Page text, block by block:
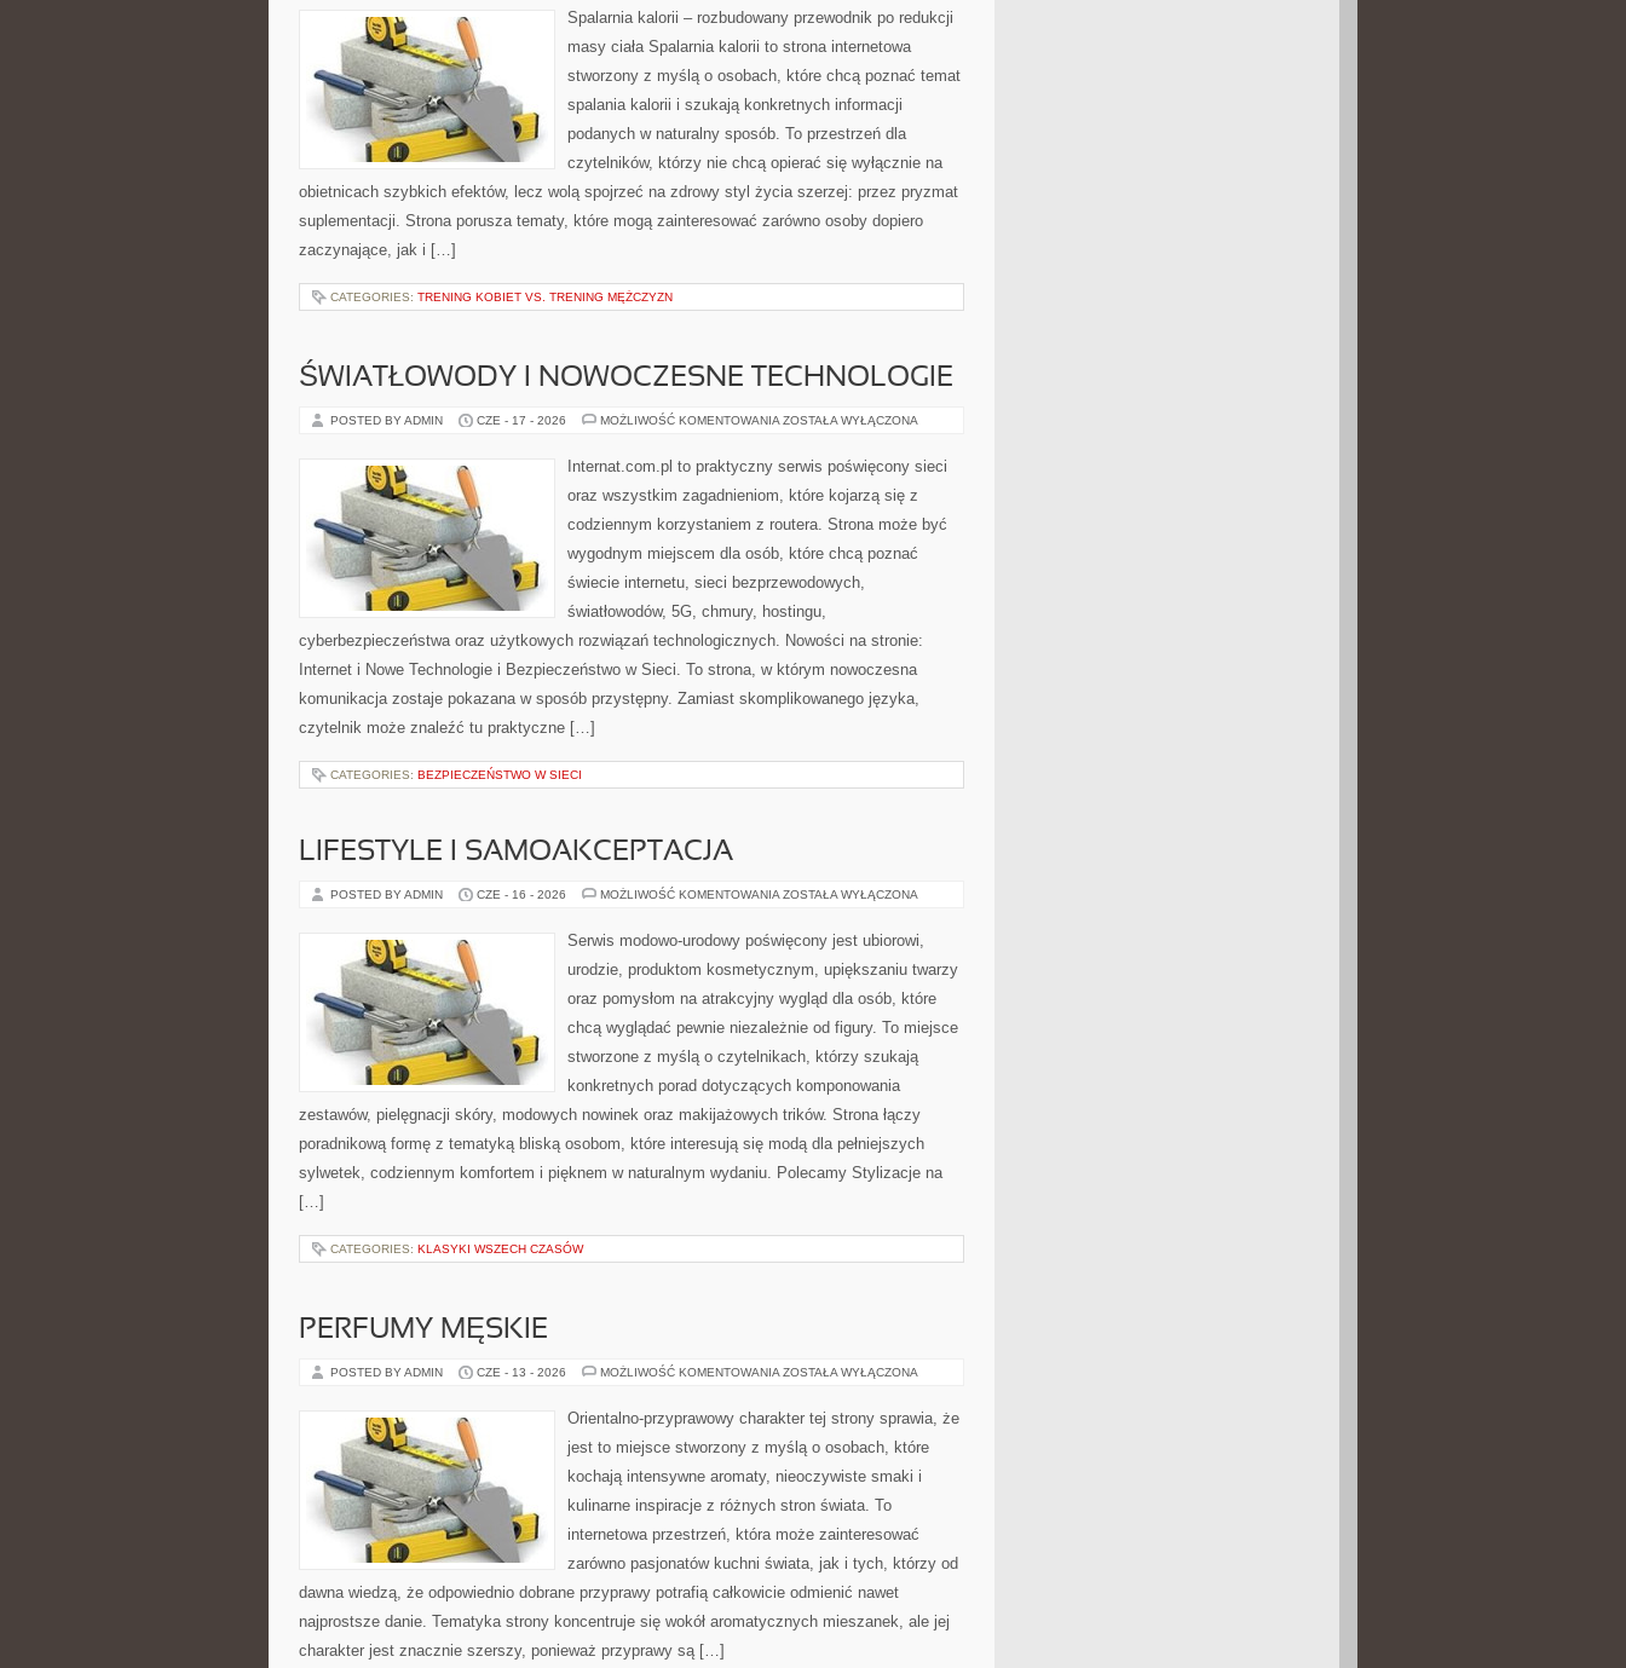
Spalarnia kalorii – rozbudowany przewodnik po redukcji
masy ciała Spalarnia kalorii to strona internetowa
stworzony z myślą o osobach, które chcą poznać temat
spalania kalorii i szukają konkretnych informacji
podanych w naturalny sposób. To przestrzeń dla
czytelników, którzy nie chcą opierać się wyłącznie na
obietnicach szybkich efektów, lecz wolą spojrzeć na zdrowy styl życia szerzej: przez pryzmat
suplementacji. Strona porusza tematy, które mogą zainteresować zarówno osoby dopiero
zaczynające, jak i […]
CATEGORIES: TRENING KOBIET VS. TRENING MĘŻCZYZN
ŚWIATŁOWODY I NOWOCZESNE TECHNOLOGIE
POSTED BY ADMIN CZE - 17 - 2026 MOŻLIWOŚĆ KOMENTOWANIA ŚWIATŁOWODY
TECHNOLOGIE
ZOSTAŁA WYŁĄCZONA
Internat.com.pl to praktyczny serwis poświęcony sieci
oraz wszystkim zagadnieniom, które kojarzą się z
codziennym korzystaniem z routera. Strona może być
wygodnym miejscem dla osób, które chcą poznać
świecie internetu, sieci bezprzewodowych,
światłowodów, 5G, chmury, hostingu,
cyberbezpieczeństwa oraz użytkowych rozwiązań technologicznych. Nowości na stronie:
Internet i Nowe Technologie i Bezpieczeństwo w Sieci. To strona, w którym nowoczesna
komunikacja zostaje pokazana w sposób przystępny. Zamiast skomplikowanego języka,
czytelnik może znaleźć tu praktyczne […]
CATEGORIES: BEZPIECZEŃSTWO W SIECI
LIFESTYLE I SAMOAKCEPTACJA
POSTED BY ADMIN CZE - 16 - 2026 MOŻLIWOŚĆ KOMENTOWANIA LIFESTYLE
ZOSTAŁA WYŁĄCZONA
Serwis modowo-urodowy poświęcony jest ubiorowi,
urodzie, produktom kosmetycznym, upiększaniu twarzy
oraz pomysłom na atrakcyjny wygląd dla osób, które
chcą wyglądać pewnie niezależnie od figury. To miejsce
stworzone z myślą o czytelnikach, którzy szukają
konkretnych porad dotyczących komponowania
zestawów, pielęgnacji skóry, modowych nowinek oraz makijażowych trików. Strona łączy
poradnikową formę z tematyką bliską osobom, które interesują się modą dla pełniejszych
sylwetek, codziennym komfortem i pięknem w naturalnym wydaniu. Polecamy Stylizacje na
[…]
CATEGORIES: KLASYKI WSZECH CZASÓW
PERFUMY MĘSKIE
POSTED BY ADMIN CZE - 13 - 2026 MOŻLIWOŚĆ KOMENTOWANIA PERFUMY
ZOSTAŁA WYŁĄCZONA
Orientalno-przyprawowy charakter tej strony sprawia, że
jest to miejsce stworzony z myślą o osobach, które
kochają intensywne aromaty, nieoczywiste smaki i
kulinarne inspiracje z różnych stron świata. To
internetowa przestrzeń, która może zainteresować
zarówno pasjonatów kuchni świata, jak i tych, którzy od
dawna wiedzą, że odpowiednio dobrane przyprawy potrafią całkowicie odmienić nawet
najprostsze danie. Tematyka strony koncentruje się wokół aromatycznych mieszanek, ale jej
charakter jest znacznie szerszy, ponieważ przyprawy są […]